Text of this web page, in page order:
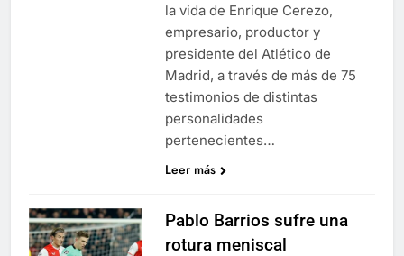
la vida de Enrique Cerezo,
empresario, productor y
presidente del Atlético de
Madrid, a través de más de 75
testimonios de distintas
personalidades
pertenecientes…
Leer más
Pablo Barrios sufre una
rotura meniscal